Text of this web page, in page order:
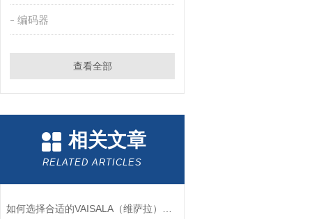
编码器
查看全部
相关文章
RELATED ARTICLES